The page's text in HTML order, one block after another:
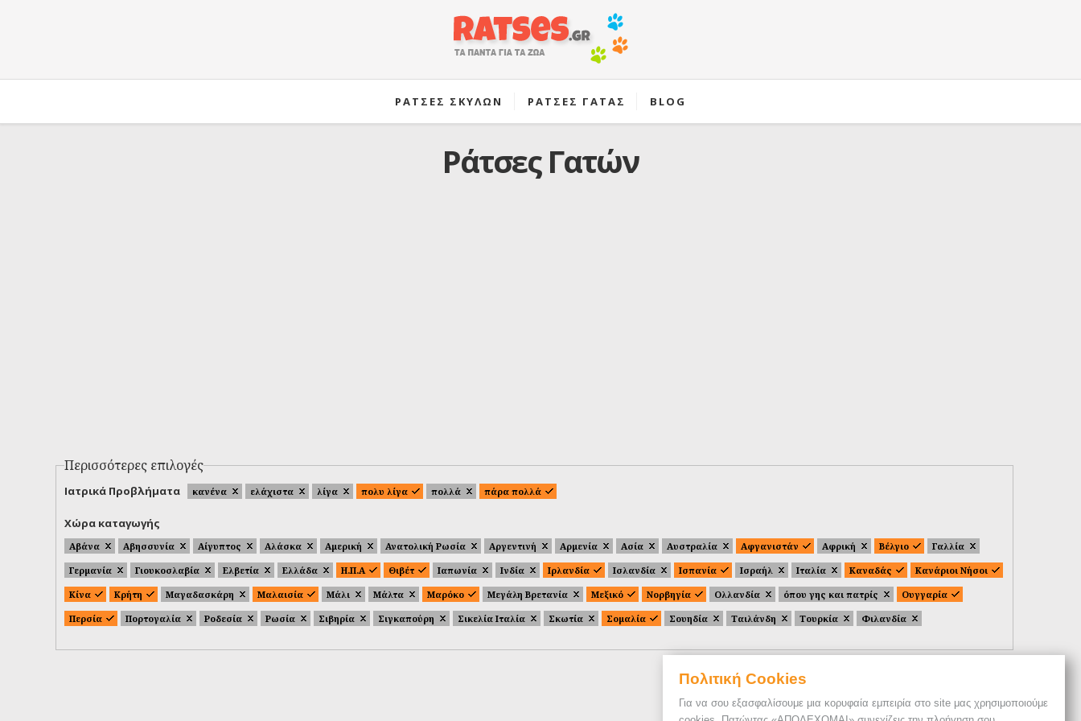
Πολιτική Cookies
Για να σου εξασφαλίσουμε μια κορυφαία εμπειρία στο site μας χρησιμοποιούμε
ΡΑΤΣΕΣ ΣΚΥΛΩΝ ΡΑΤΣΕΣ ΓΑΤΑΣ BLOG
Ράτσες Γατών
Περισσότερες επιλογές
Ιατρικά Προβλήματα κανένα ελάχιστα λίγα πολυ λίγα πολλά πάρα πολλά
Χώρα καταγωγής
Αβάνα Αβησσυνία Αίγυπτος Αλάσκα Αμερική Ανατολική Ρωσία Αργεντινή Αρμενία Ασία Αυστραλία Αφγανιστάν Αφρική Βέλγιο
Γαλλία
Γερμανία
Γιουκοσλαβία Ελβετία Ελλάδα Η.Π.Α Θιβέτ Ιαπωνία Ινδία Ιρλανδία Ισλανδία Ισπανία Ισραήλ Ιταλία Καναδάς
Κανάριοι Νήσοι
Κίνα
Κρήτη Μαγαδασκάρη Μαλαισία Μάλι Μάλτα Μαρόκο Μεγάλη Βρετανία Μεξικό Νορβηγία Ολλανδία όπου γης και πατρίς
Ουγγαρία
Περσία
Πορτογαλία Ροδεσία Ρωσία Σιβηρία Σιγκαπούρη Σικελία Ιταλία Σκωτία Σομαλία Σουηδία Ταιλάνδη Τουρκία Φιλανδία